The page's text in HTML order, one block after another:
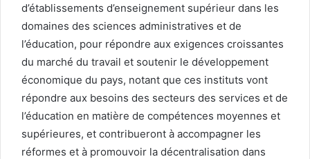
d’établissements d’enseignement supérieur dans les
domaines des sciences administratives et de
l’éducation, pour répondre aux exigences croissantes
du marché du travail et soutenir le développement
économique du pays, notant que ces instituts vont
répondre aux besoins des secteurs des services et de
l’éducation en matière de compétences moyennes et
supérieures, et contribueront à accompagner les
réformes et à promouvoir la décentralisation dans